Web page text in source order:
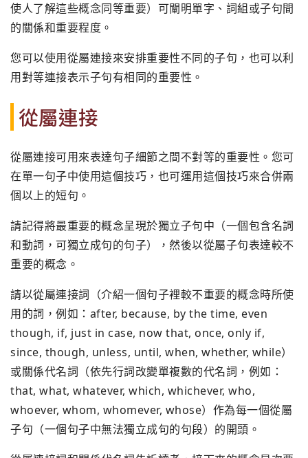
使人了解這些概念同等重要）可闡明單字、詞組或子句間
的關係和重要程度。
您可以使用從屬連接來安排重要性不同的子句，也可以利
用對等連接表示子句有相同的重要性。
從屬連接
從屬連接可用來表達句子細節之間不對等的重要性。您可
在單一句子中使用這個技巧，也可運用這個技巧來合併兩
個以上的短句。
請記得將最重要的概念呈現於獨立子句中（一個包含名詞
和動詞，可獨立成句的句子），然後以從屬子句表達較不
重要的概念。
請以從屬連接詞（介紹一個句子裡較不重要的概念時所使
用的詞，例如：after, because, by the time, even
though, if, just in case, now that, once, only if,
since, though, unless, until, when, whether, while）
或關係代名詞（依先行詞改變單複數的代名詞，例如：
that, what, whatever, which, whichever, who,
whoever, whom, whomever, whose）作為每一個從屬
子句（一個句子中無法獨立成句的句段）的開頭。